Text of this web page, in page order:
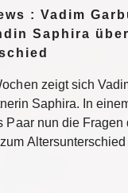
: Vadim
Saphira
zeigt sich
Saphira. In
Paar nun die Fragen